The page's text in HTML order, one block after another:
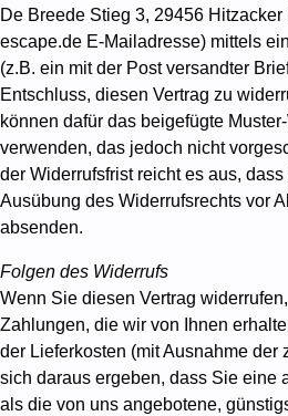
De Breede Stieg 3, 29456
escape.de E-Mailadresse) mittels
(z.B. ein mit der Post versandter
Entschluss, diesen Vertrag zu
können dafür das beigefügte
verwenden, das jedoch nicht
der Widerrufsfrist reicht es aus,
Ausübung des Widerrufsrechts vor
absenden.
Folgen des Widerrufs
Wenn Sie diesen Vertrag
Zahlungen, die wir von Ihnen
der Lieferkosten (mit Ausnahme der
sich daraus ergeben, dass Sie eine
als die von uns angebotene,